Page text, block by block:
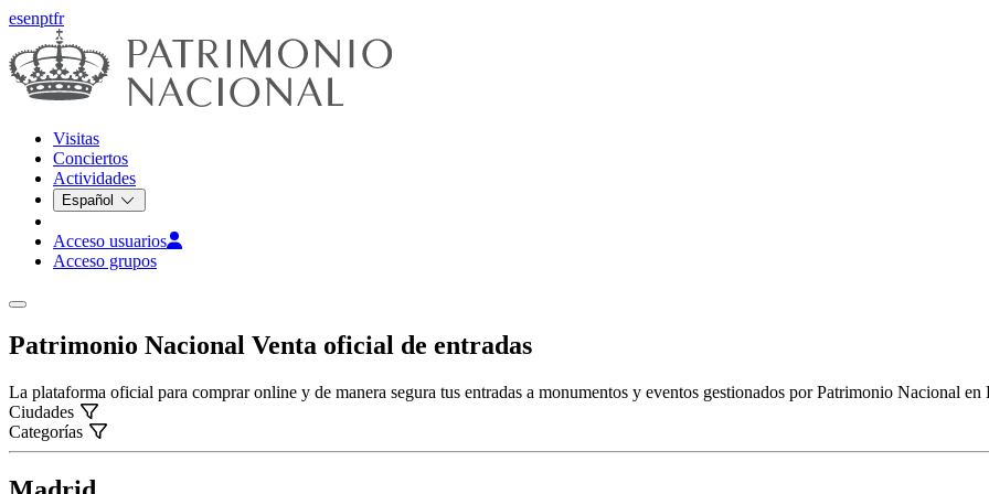
esenptfr
Visitas
Conciertos
Actividades
Español
Acceso usuarios
Acceso grupos
Patrimonio Nacional Venta oficial de entradas
La plataforma oficial para comprar online y de manera segura tus entradas a monumentos y eventos gestionados por Patrimonio Nacional en
Ciudades
Categorías